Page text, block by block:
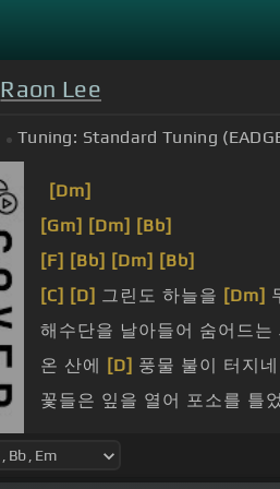
Raon Lee
Tuning: Standard Tuning
[Dm]
[Gm] [Dm] [Bb]
[F] [Bb] [Dm] [Bb]
[C] [D] 그린도 하늘을 [Dm]
해수단을 날아들어 숨어드는
온 산에
[D] 풍물 불이 터지네
꽃들은 잎을 열어 포소를 틀